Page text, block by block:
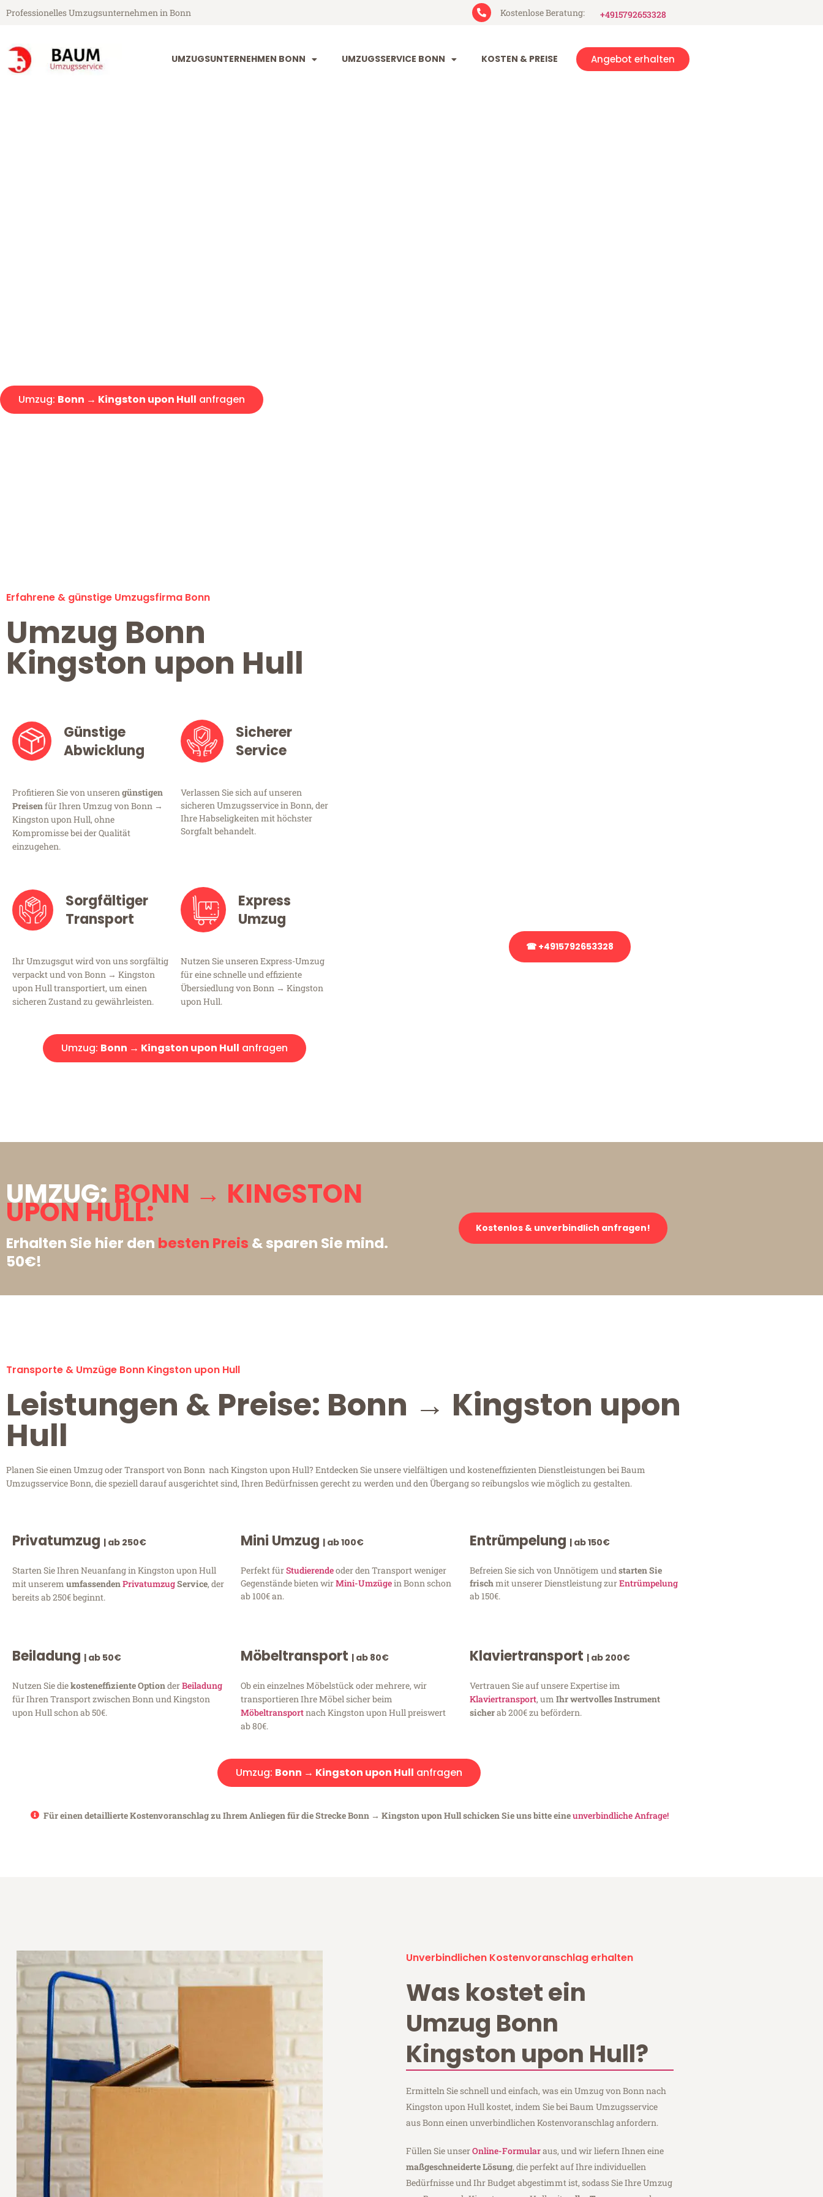
Professionelles Umzugsunternehmen in Bonn Kostenlose Beratung: +4915792653328
UMZUGSUNTERNEHMEN BONN UMZUGSSERVICE BONN KOSTEN & PREISE Angebot erhalten
Umzug: Bonn → Kingston upon Hull anfragen
Erfahrene & günstige Umzugsfirma Bonn
Umzug Bonn
Kingston upon Hull
Günstige
Abwicklung
Profitieren Sie von unserengünstigen
Preisenfür Ihren Umzug von Bonn →
Kingston upon Hull, ohne
Kompromisse bei der Qualität
einzugehen.
Sicherer
Service
Verlassen Sie sich auf unseren
sicheren Umzugsservice in Bonn, der
Ihre Habseligkeiten mit höchster
Sorgfalt behandelt.
Sorgfältiger
Transport
Ihr Umzugsgut wird von uns sorgfältig
verpackt und von Bonn → Kingston
upon Hull transportiert, um einen
sicheren Zustand zu gewährleisten.
Express
Umzug
Nutzen Sie unseren Express-Umzug
für eine schnelle und effiziente
Übersiedlung von Bonn → Kingston
upon Hull.
Umzug: Bonn → Kingston upon Hull anfragen
☎ +4915792653328
UMZUG:BONN → KINGSTON
UPON HULL:
Erhalten Sie hier den besten Preis & sparen Sie mind.
50€!
Kostenlos & unverbindlich anfragen!
Transporte & Umzüge Bonn Kingston upon Hull
Leistungen & Preise: Bonn → Kingston upon
Hull
Planen Sie einen Umzug oder Transport von Bonn nach Kingston upon Hull? Entdecken Sie unsere vielfältigen und kosteneffizienten Dienstleistungen bei Baum
Umzugsservice Bonn, die speziell darauf ausgerichtet sind, Ihren Bedürfnissen gerecht zu werden und den Übergang so reibungslos wie möglich zu gestalten.
Privatumzug | ab 250€
Starten Sie Ihren Neuanfang in Kingston upon Hull
mit unserem umfassendenPrivatumzugService, der
bereits ab 250€ beginnt.
Mini Umzug | ab 100€
Perfekt fürStudierendeoder den Transport weniger
Gegenstände bieten wirMini-Umzügein Bonn schon
ab 100€ an.
Entrümpelung | ab 150€
Befreien Sie sich von Unnötigem undstarten Sie
frischmit unserer Dienstleistung zurEntrümpelung
ab 150€.
Beiladung | ab 50€
Nutzen Sie diekosteneffiziente OptionderBeiladung
für Ihren Transport zwischen Bonn und Kingston
upon Hull schon ab 50€.
Möbeltransport | ab 80€
Ob ein einzelnes Möbelstück oder mehrere, wir
transportieren Ihre Möbel sicher beim
Möbeltransportnach Kingston upon Hull preiswert
ab 80€.
Klaviertransport | ab 200€
Vertrauen Sie auf unsere Expertise im
Klaviertransport, um Ihr wertvolles Instrument
sicherab 200€ zu befördern.
Umzug: Bonn → Kingston upon Hull anfragen
Für einen detaillierte Kostenvoranschlag zu Ihrem Anliegen für die Strecke Bonn → Kingston upon Hull schicken Sie uns bitte eineunverbindliche Anfrage!
Unverbindlichen Kostenvoranschlag erhalten
Was kostet ein
Umzug Bonn
Kingston upon Hull?
Ermitteln Sie schnell und einfach, was ein Umzug von Bonn nach
Kingston upon Hull kostet, indem Sie bei Baum Umzugsservice
aus Bonn einen unverbindlichen Kostenvoranschlag anfordern.
Füllen Sie unserOnline-Formularaus, und wir liefern Ihnen eine
maßgeschneiderte Lösung, die perfekt auf Ihre individuellen
Bedürfnisse und Ihr Budget abgestimmt ist, sodass Sie Ihre Umzug